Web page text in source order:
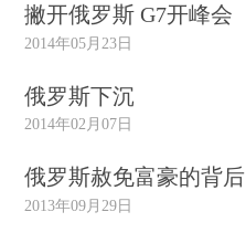
撇开俄罗斯 G7开峰会
2014年05月23日
俄罗斯下沉
2014年02月07日
俄罗斯赦免富豪的背后
2013年09月29日